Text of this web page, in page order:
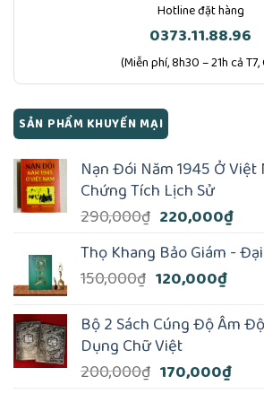
Hotline đặt hàng
0373.11.88.96
(Miễn phí, 8h30 – 21h cả T7,
SẢN PHẨM KHUYẾN MẠI
Nạn Đói Năm 1945 Ở
Chứng Tích Lịch Sử
290,000₫ Giá
là:
290,000₫.
220,000₫Giá
tại
Thọ Khang Bảo Giám -
150,000₫ Giá
là:
150,000₫.
120,000₫Giá
tại
Bộ 2 Sách Cúng Độ Âm
Dụng Chữ Việt
200,000₫ Giá
170,000₫Giá